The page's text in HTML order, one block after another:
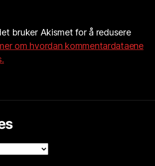
bruker Akismet for å redusere
om hvordan kommentardataene